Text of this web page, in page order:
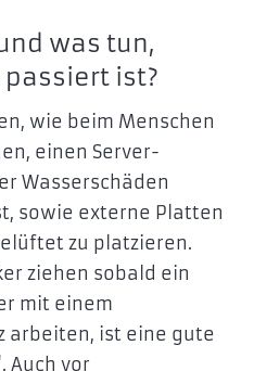
was tun,
ist?
wie beim Menschen
einen Server-
Wasserschäden
sowie externe Platten
zu platzieren.
ziehen sobald ein
mit einem
arbeiten, ist eine gute
Auch vor